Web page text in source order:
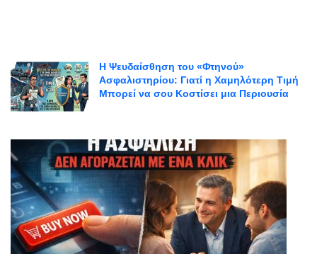
Η Ψευδαίσθηση του «Φτηνού»
Ασφαλιστηρίου: Γιατί η Χαμηλότερη Τιμή
Μπορεί να σου Κοστίσει μια Περιουσία